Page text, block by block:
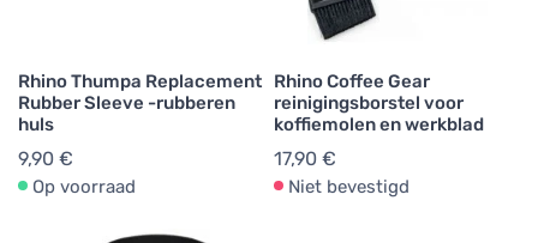
Rhino Thumpa Replacement
Rubber Sleeve -rubberen
huls
9,90 €
Op voorraad
Rhino Coffee Gear
reinigingsborstel voor
koffiemolen en werkblad
17,90 €
Niet bevestigd